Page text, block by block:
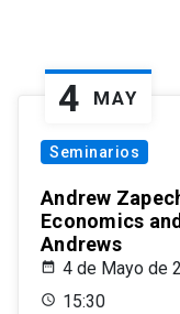
4 MAY
Seminarios
Andrew
Economics
Andrews
4 de Mayo de
15:30